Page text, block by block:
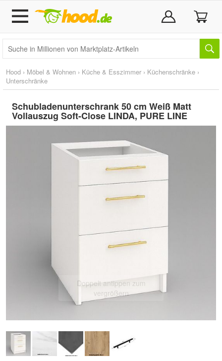
Hood › Möbel & Wohnen › Küche & Esszimmer › Küchenschränke ›
Unterschränke
Schubladenunterschrank 50 cm Weiß Matt
Vollauszug Soft-Close LINDA, PURE LINE
Doppelt antippen zum
vergrößern